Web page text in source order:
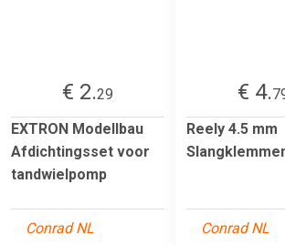
€ 2.29
EXTRON Modellbau
Afdichtingsset voor
tandwielpomp
Conrad NL
€ 4.
Reely 4.5 mm
Conrad NL